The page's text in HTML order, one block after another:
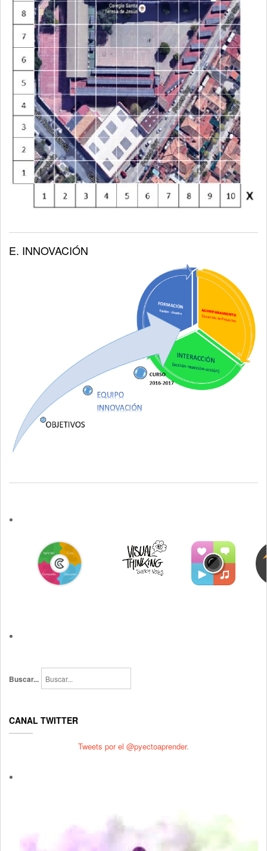
E. INNOVACIÓN
Buscar...
CANAL TWITTER
Tweets por el @pyectoaprender.